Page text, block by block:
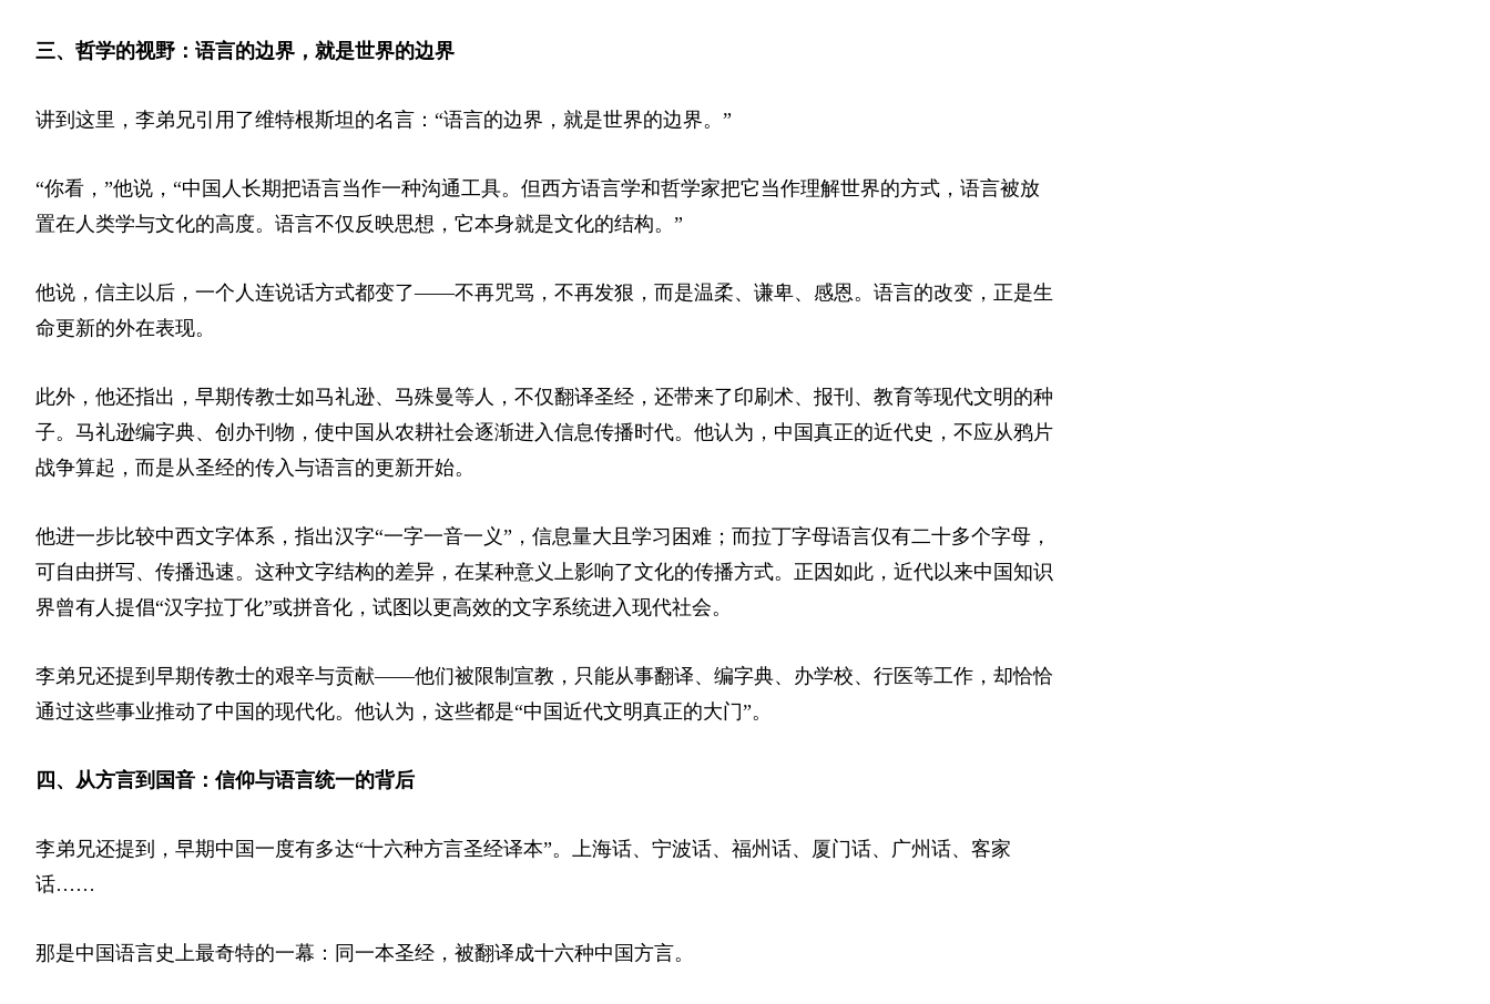
三、哲学的视野：语言的边界，就是世界的边界
讲到这里，李弟兄引用了维特根斯坦的名言：“语言的边界，就是世界的边界。”
“你看，”他说，“中国人长期把语言当作一种沟通工具。但西方语言学和哲学家把它当作理解世界的方式，语言被放
置在人类学与文化的高度。语言不仅反映思想，它本身就是文化的结构。”
他说，信主以后，一个人连说话方式都变了——不再咒骂，不再发狠，而是温柔、谦卑、感恩。语言的改变，正是生
命更新的外在表现。
此外，他还指出，早期传教士如马礼逊、马殊曼等人，不仅翻译圣经，还带来了印刷术、报刊、教育等现代文明的种
子。马礼逊编字典、创办刊物，使中国从农耕社会逐渐进入信息传播时代。他认为，中国真正的近代史，不应从鸦片
战争算起，而是从圣经的传入与语言的更新开始。
他进一步比较中西文字体系，指出汉字“一字一音一义”，信息量大且学习困难；而拉丁字母语言仅有二十多个字母，
可自由拼写、传播迅速。这种文字结构的差异，在某种意义上影响了文化的传播方式。正因如此，近代以来中国知识
界曾有人提倡“汉字拉丁化”或拼音化，试图以更高效的文字系统进入现代社会。
李弟兄还提到早期传教士的艰辛与贡献——他们被限制宣教，只能从事翻译、编字典、办学校、行医等工作，却恰恰
通过这些事业推动了中国的现代化。他认为，这些都是“中国近代文明真正的大门”。
四、从方言到国音：信仰与语言统一的背后
李弟兄还提到，早期中国一度有多达“十六种方言圣经译本”。上海话、宁波话、福州话、厦门话、广州话、客家
话……
那是中国语言史上最奇特的一幕：同一本圣经，被翻译成十六种中国方言。